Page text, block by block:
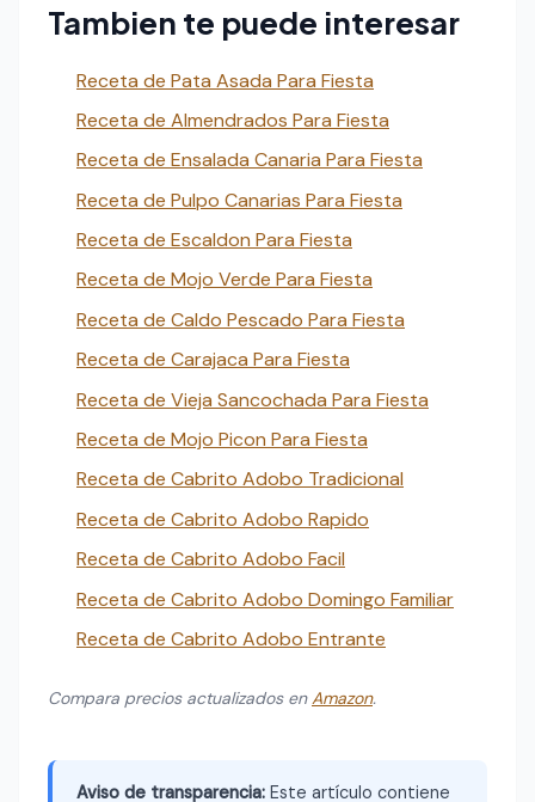
Tambien te puede interesar
Receta de Pata Asada Para Fiesta
Receta de Almendrados Para Fiesta
Receta de Ensalada Canaria Para Fiesta
Receta de Pulpo Canarias Para Fiesta
Receta de Escaldon Para Fiesta
Receta de Mojo Verde Para Fiesta
Receta de Caldo Pescado Para Fiesta
Receta de Carajaca Para Fiesta
Receta de Vieja Sancochada Para Fiesta
Receta de Mojo Picon Para Fiesta
Receta de Cabrito Adobo Tradicional
Receta de Cabrito Adobo Rapido
Receta de Cabrito Adobo Facil
Receta de Cabrito Adobo Domingo Familiar
Receta de Cabrito Adobo Entrante
Compara precios actualizados enAmazon.
Aviso de transparencia: Este artículo contiene